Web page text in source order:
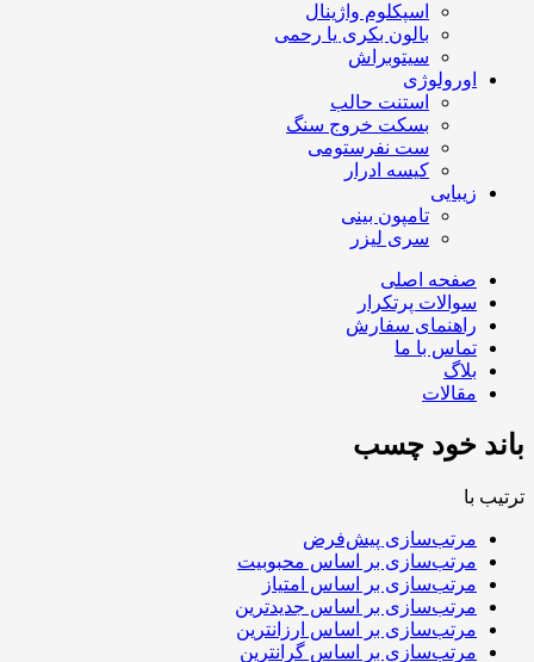
اسپکلوم واژینال
بالون بکری یا رحمی
سیتوبراش
اورولوژی
استنت حالب
بسکت خروج سنگ
ست نفرستومی
کیسه ادرار
زیبایی
تامپون بینی
سری لیزر
صفحه اصلی
سوالات پرتکرار
راهنمای سفارش
تماس با ما
بلاگ
مقالات
باند خود چسب
ترتیب با
مرتب‌سازی پیش‌فرض
مرتب‌سازی بر اساس محبوبیت
مرتب‌سازی بر اساس امتیاز
مرتب‌سازی بر اساس جدیدترین
مرتب‌سازی بر اساس ارزانترین
مرتب‌سازی بر اساس گرانترین